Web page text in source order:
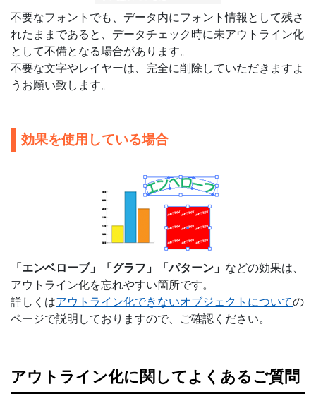
不要なフォントでも、データ内にフォント情報として残さ
れたままであると、データチェック時に未アウトライン化
として不備となる場合があります。
不要な文字やレイヤーは、完全に削除していただきますよ
うお願い致します。
効果を使用している場合
「エンベローブ」「グラフ」「パターン」 などの効果は、
アウトライン化を忘れやすい箇所です。
詳しくはアウトライン化できないオブジェクトについての
ページで説明しておりますので、ご確認ください。
アウトライン化に関してよくあるご質問